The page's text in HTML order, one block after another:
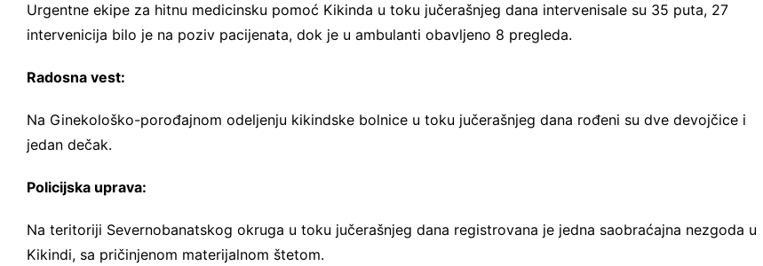
Urgentne ekipe za hitnu medicinsku pomoć Kikinda u toku jučerašnjeg dana intervenisale su 35 puta, 27
intervenicija bilo je na poziv pacijenata, dok je u ambulanti obavljeno 8 pregleda.
Radosna vest:
Na Ginekološko-porođajnom odeljenju kikindske bolnice u toku jučerašnjeg dana rođeni su dve devojčice i
jedan dečak.
Policijska uprava:
Na teritoriji Severnobanatskog okruga u toku jučerašnjeg dana registrovana je jedna saobraćajna nezgoda u
Kikindi, sa pričinjenom materijalnom štetom.